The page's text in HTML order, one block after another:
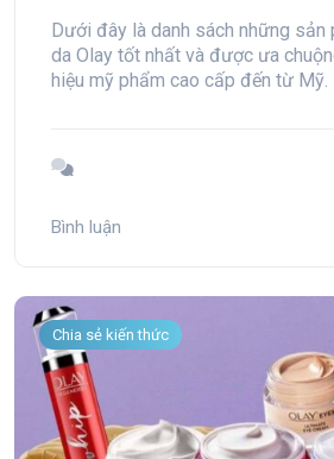
Dưới đây là danh sách những
da Olay tốt nhất và được ưa
hiệu mỹ phẩm cao cấp đến từ Mỹ.
Bình luận
Chia sẻ kiến thức